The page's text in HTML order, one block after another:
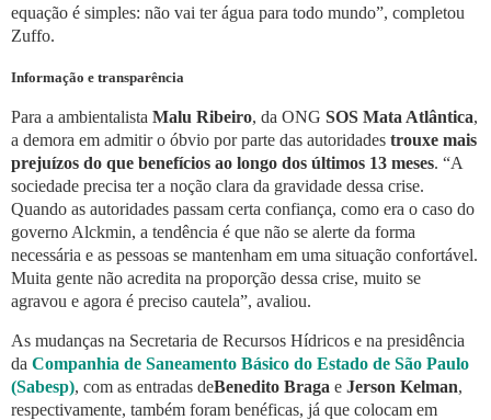
equação é simples: não vai ter água para todo mundo”, completou
Zuffo.
Informação e transparência
Para a ambientalista Malu Ribeiro, da ONG SOS Mata Atlântica,
a demora em admitir o óbvio por parte das autoridades trouxe mais
prejuízos do que benefícios ao longo dos últimos 13 meses. “A
sociedade precisa ter a noção clara da gravidade dessa crise.
Quando as autoridades passam certa confiança, como era o caso do
governo Alckmin, a tendência é que não se alerte da forma
necessária e as pessoas se mantenham em uma situação confortável.
Muita gente não acredita na proporção dessa crise, muito se
agravou e agora é preciso cautela”, avaliou.
As mudanças na Secretaria de Recursos Hídricos e na presidência
da Companhia de Saneamento Básico do Estado de São Paulo
(Sabesp), com as entradas deBenedito Braga e Jerson Kelman,
respectivamente, também foram benéficas, já que colocam em